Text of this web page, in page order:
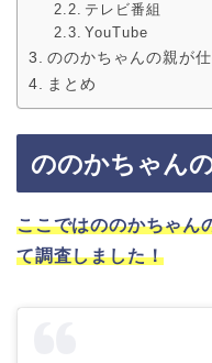
テレビ番組
YouTube
ののかちゃんの親が
まとめ
ののかちゃん
ここではののかちゃん
て調査しました！